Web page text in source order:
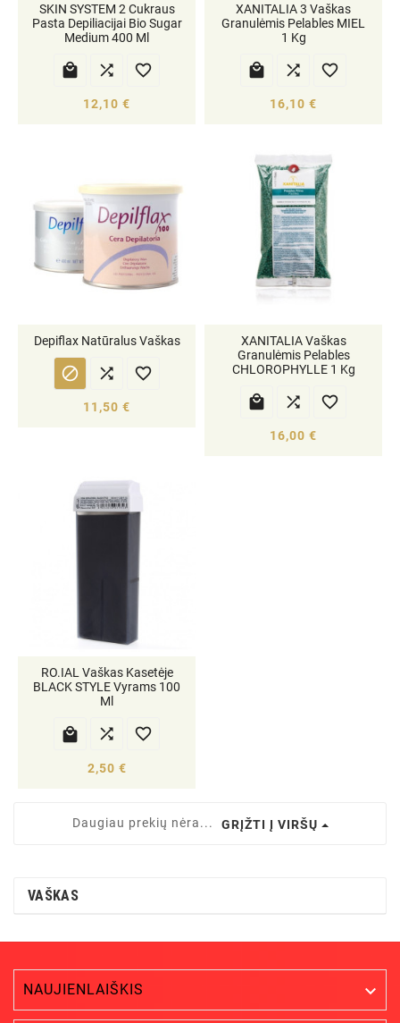
SKIN SYSTEM 2 Cukraus
Pasta Depiliacijai Bio Sugar
Medium 400 Ml
  
12,10 €
XANITALIA 3 Vaškas
Granulėmis Pelables MIEL
1 Kg
  
16,10 €
Depiflax Natūralus Vaškas
  
11,50 €
XANITALIA Vaškas
Granulėmis Pelables
CHLOROPHYLLE 1 Kg
  
16,00 €
RO.IAL Vaškas Kasetėje
BLACK STYLE Vyrams 100
Ml
  
2,50 €
Daugiau prekių nėra... GRĮŽTI Į VIRŠŲ
VAŠKAS
NAUJIENLAIŠKIS 